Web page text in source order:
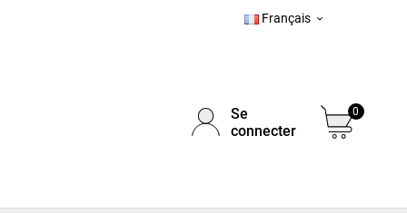
Français 
Se
connecter
0